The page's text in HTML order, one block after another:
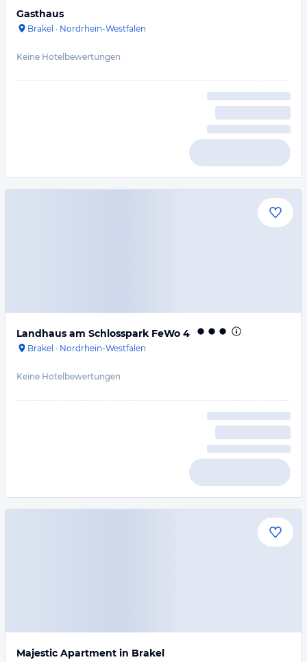
Gasthaus
Brakel · Nordrhein-Westfalen
Keine Hotelbewertungen
Landhaus am Schlosspark FeWo 4
Brakel · Nordrhein-Westfalen
Keine Hotelbewertungen
Majestic Apartment in Brakel